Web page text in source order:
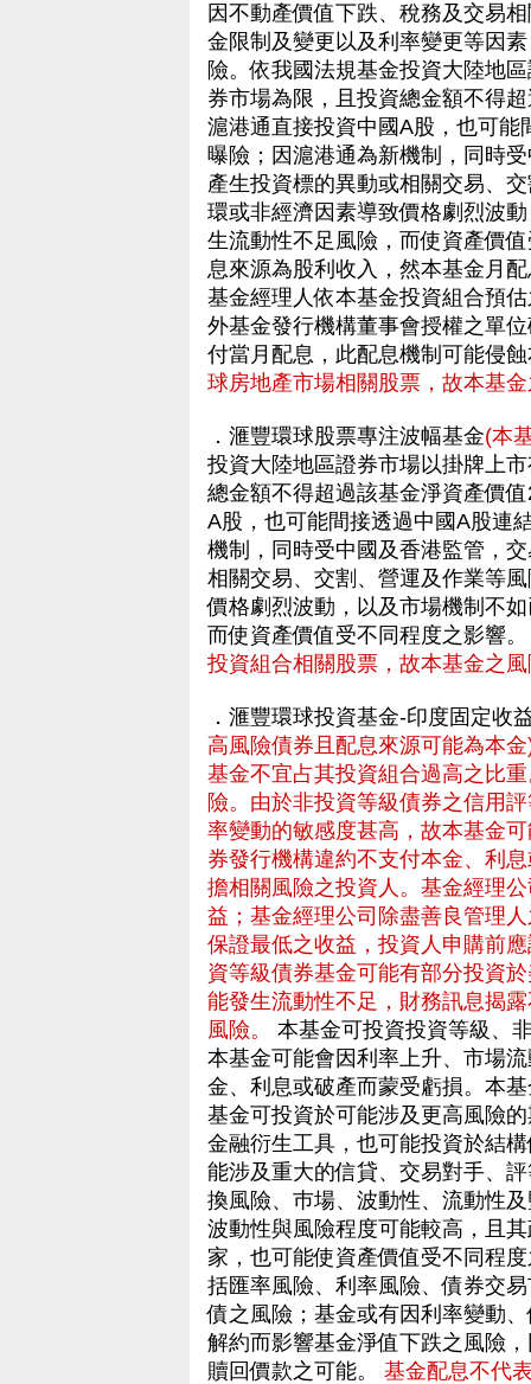
因不動產價值下跌、稅務及交易
金限制及變更以及利率變更等因
險。依我國法規基金投資大陸地
券市場為限，且投資總金額不得
滬港通直接投資中國A股，也可
曝險；因滬港通為新機制，同時
產生投資標的異動或相關交易、
環或非經濟因素導致價格劇烈波
生流動性不足風險，而使資產價
息來源為股利收入，然本基金月
基金經理人依本基金投資組合預
外基金發行機構董事會授權之單
付當月配息，此配息機制可能侵
球房地產市場相關股票，故本基
．滙豐環球股票專注波幅基金(本
投資大陸地區證券市場以掛牌上
總金額不得超過該基金淨資產價
A股，也可能間接透過中國A股連
機制，同時受中國及香港監管，
相關交易、交割、營運及作業等
價格劇烈波動，以及市場機制不
而使資產價值受不同程度之影響
投資組合相關股票，故本基金之
．滙豐環球投資基金-印度固定收
高風險債券且配息來源可能為本
基金不宜占其投資組合過高之比
險。由於非投資等級債券之信用
率變動的敏感度甚高，故本基金
券發行機構違約不支付本金、利
擔相關風險之投資人。基金經理
益；基金經理公司除盡善良管理
保證最低之收益，投資人申購前
資等級債券基金可能有部分投資
能發生流動性不足，財務訊息揭
風險。
本基金可投資投資等級、
本基金可能會因利率上升、市場
金、利息或破產而蒙受虧損。本
基金可投資於可能涉及更高風險
金融衍生工具，也可能投資於結
能涉及重大的信貸、交易對手、
換風險、巿場、波動性、流動性
波動性與風險程度可能較高，且
家，也可能使資產價值受不同程
括匯率風險、利率風險、債券交
債之風險；基金或有因利率變動
解約而影響基金淨值下跌之風險
贖回價款之可能。 基金配息不代